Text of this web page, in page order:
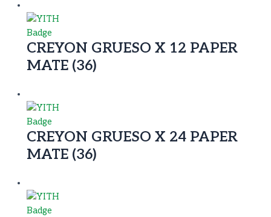
CREYON GRUESO X 12 PAPER
MATE (36)
CREYON GRUESO X 24 PAPER
MATE (36)